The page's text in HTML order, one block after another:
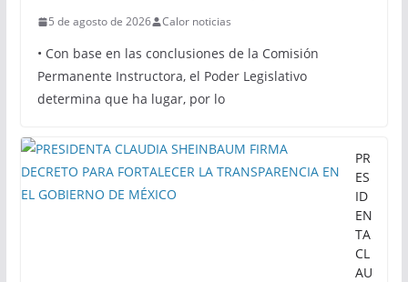
5 de agosto de 2026 Calor noticias
• Con base en las conclusiones de la Comisión
Permanente Instructora, el Poder Legislativo
determina que ha lugar, por lo
PR
ES
ID
EN
TA
CL
AU